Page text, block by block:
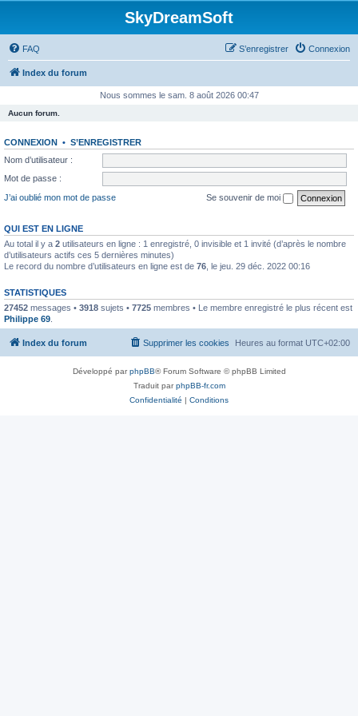
SkyDreamSoft
FAQ Connexion
S’enregistrer
Index du forum
Nous sommes le sam. 8 août 2026 00:47
Aucun forum.
CONNEXION • S’ENREGISTRER
Nom d’utilisateur :
Mot de passe :
J’ai oublié mon mot de passe
Se souvenir de moi
QUI EST EN LIGNE
Au total il y a 2 utilisateurs en ligne : 1 enregistré, 0 invisible et 1 invité (d’après le nombre
d’utilisateurs actifs ces 5 dernières minutes)
Le record du nombre d’utilisateurs en ligne est de 76 , le jeu. 29 déc. 2022 00:16
STATISTIQUES
27452 messages • 3918 sujets • 7725 membres • Le membre enregistré le plus récent est
Philippe 69
Index du forum Heures au format UTC+02:00
Supprimer les cookies
Développé parphpBB® Forum Software © phpBB Limited
Traduit parphpBB-fr.com
Confidentialité | Conditions